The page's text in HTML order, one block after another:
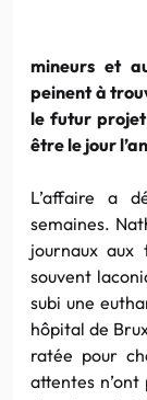
mineurs et
peinent à
le futur
être le jour
L’affaire a
semaines.
journaux
souvent
subi une
hôpital de
ratée pour
attentes